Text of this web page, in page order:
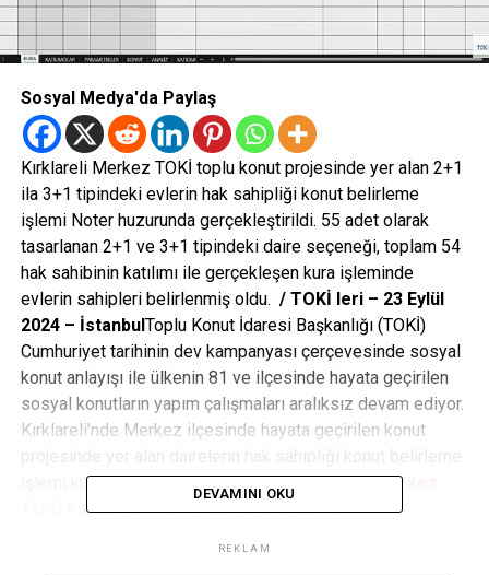
Sosyal Medya'da Paylaş
Kırklareli Merkez TOKİ toplu konut projesinde yer alan 2+1
ila 3+1 tipindeki evlerin hak sahipliği konut belirleme
işlemi Noter huzurunda gerçekleştirildi. 55 adet olarak
tasarlanan 2+1 ve 3+1 tipindeki daire seçeneği, toplam 54
hak sahibinin katılımı ile gerçekleşen kura işleminde
evlerin sahipleri belirlenmiş oldu. / TOKİ leri – 23 Eylül
2024 – İstanbulToplu Konut İdaresi Başkanlığı (TOKİ)
Cumhuriyet tarihinin dev kampanyası çerçevesinde sosyal
konut anlayışı ile ülkenin 81 ve ilçesinde hayata geçirilen
sosyal konutların yapım çalışmaları aralıksız devam ediyor.
Kırklareli’nde Merkez ilçesinde hayata geçirilen konut
işlemi kura heyecanı bugün yaşandı.Kırklareli Merkez
TOKİ Konut Belirleme Kura Sonuçları İsim
DEVAMINI OKU
REKLAM